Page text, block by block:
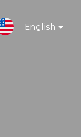
English